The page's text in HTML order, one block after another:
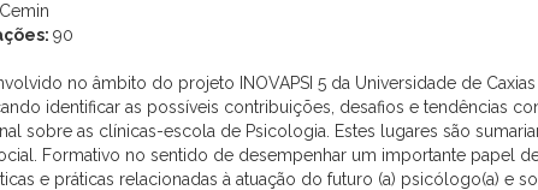
90
no âmbito do projeto INOVAPSI 5 da Universidade de
identificar as possíveis contribuições, desafios e tendências
sobre as clínicas-escola de Psicologia. Estes lugares são
Formativo no sentido de desempenhar um importante papel
e práticas relacionadas à atuação do futuro (a) psicólogo(a) e